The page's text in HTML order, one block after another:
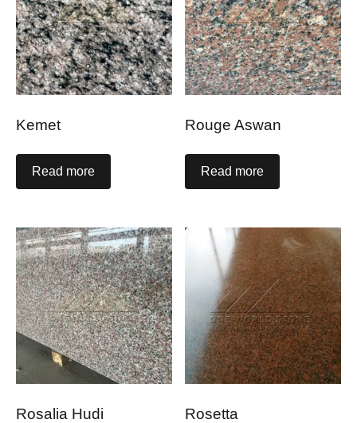
Kemet
Read more
Rouge Aswan
Read more
Rosalia Hudi Rosetta